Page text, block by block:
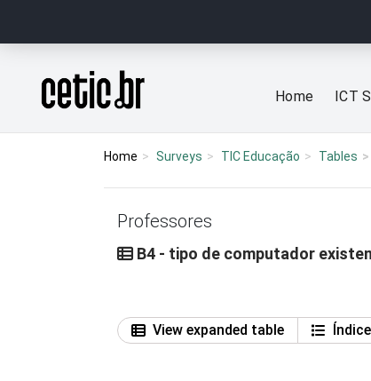
Página inicial
Home ICT
Home Surveys TIC Educação Tables
Professores
B4 - tipo de computador
View expanded table
Índice